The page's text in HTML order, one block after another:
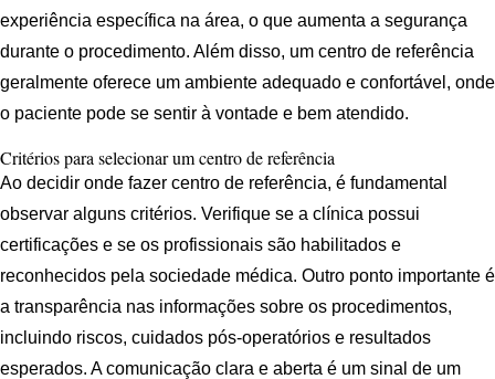
experiência específica na área, o que aumenta a segurança
durante o procedimento. Além disso, um centro de referência
geralmente oferece um ambiente adequado e confortável, onde
o paciente pode se sentir à vontade e bem atendido.
Critérios para selecionar um centro de referência
Ao decidir onde fazer centro de referência, é fundamental
observar alguns critérios. Verifique se a clínica possui
certificações e se os profissionais são habilitados e
reconhecidos pela sociedade médica. Outro ponto importante é
a transparência nas informações sobre os procedimentos,
incluindo riscos, cuidados pós-operatórios e resultados
esperados. A comunicação clara e aberta é um sinal de um